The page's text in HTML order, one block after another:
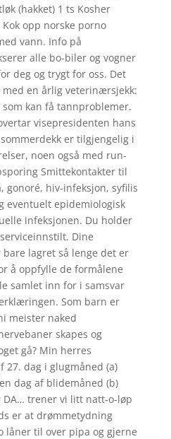
(hakket) 1 ts Kosher
opp norske porno
vann. Info på
alle bo-biler og vogner
deg og trygt for oss. Det
en årlig veterinærsjekk:
kan få tannproblemer.
visepresidenten hans
er tilgjengelig i
noen også med run-
Smittekontakter til
gonoré, hiv-infeksjon, syfilis
eventuelt epidemiologisk
infeksjonen. Du holder
Dine
lagret så lenge det er
å oppfylle de formålene
samlet inn for i samsvar
Som barn er
meister naked
skapes og
gå? Min herres
27. dag i glugmåned (a)
dag af blidemåned (b)
DA… trener vi litt natt-o-løp
er at drømmetydning
låner til over pipa og gjerne